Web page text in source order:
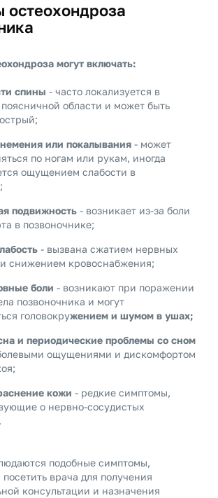
остеохондроза
могут включать:
спины - часто локализуется в
области и может быть
или покалывания - может
по ногам или рукам, иногда
ощущением слабости в
подвижность - возникает из-за боли
в позвоночнике;
- вызвана сжатием нервных
снижением кровоснабжения;
боли - возникают при поражении
позвоночника и могут
головокружением и шумом в ушах;
и периодические проблемы со сном
ощущениями и дискомфортом
кожи - редкие симптомы,
о нервно-сосудистых
подобные симптомы,
врача для получения
консультации и назначения